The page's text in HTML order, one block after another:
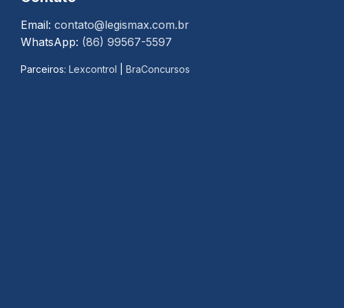
Email: contato@legismax.com.br
WhatsApp: (86) 99567-5597
Parceiros: Lexcontrol BraConcursos